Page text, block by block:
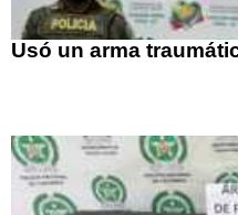
Usó un arma